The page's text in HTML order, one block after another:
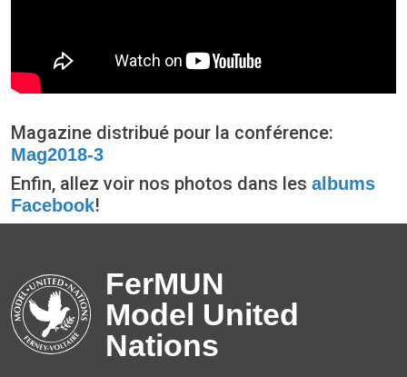
Magazine distribué pour la conférence:
Mag2018-3
Enfin, allez voir nos photos dans les albums
Facebook!
FerMUN
Model United
Nations